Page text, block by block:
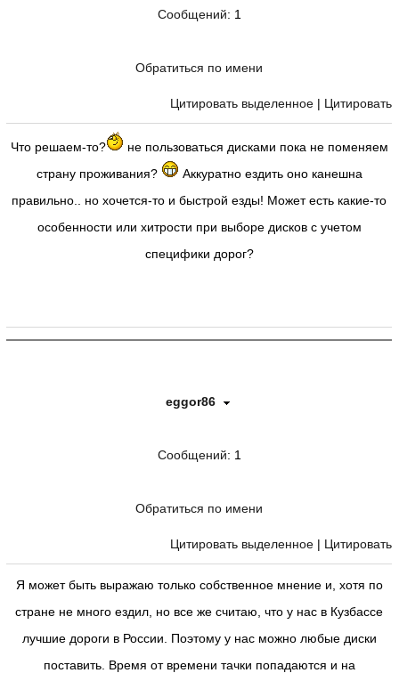
Сообщений: 1
Обратиться по имени
Цитировать выделенное | Цитировать
Что решаем-то?
не пользоваться дисками пока не поменяем
страну проживания?
Аккуратно ездить оно канешна
правильно.. но хочется-то и быстрой езды! Может есть какие-то
особенности или хитрости при выборе дисков с учетом
специфики дорог?
eggor86
Сообщений: 1
Обратиться по имени
Цитировать выделенное | Цитировать
Я может быть выражаю только собственное мнение и, хотя по
стране не много ездил, но все же считаю, что у нас в Кузбассе
лучшие дороги в России. Поэтому у нас можно любые диски
поставить. Время от времени тачки попадаются и на